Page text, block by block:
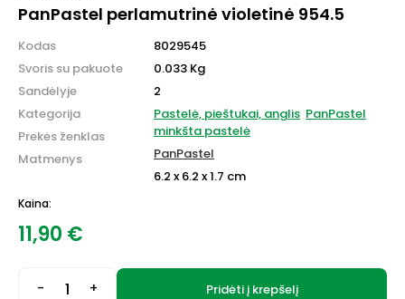
PanPastel perlamutrinė violetinė 954.5
Kodas
Svoris su pakuote
Sandėlyje
Kategorija
Prekės ženklas
Matmenys
8029545
0.033 Kg
2
Pastelė, pieštukai, anglis PanPastel
minkšta pastelė
PanPastel
6.2 x 6.2 x 1.7 cm
Kaina:
11,90 €
- + Pridėti į krepšelį